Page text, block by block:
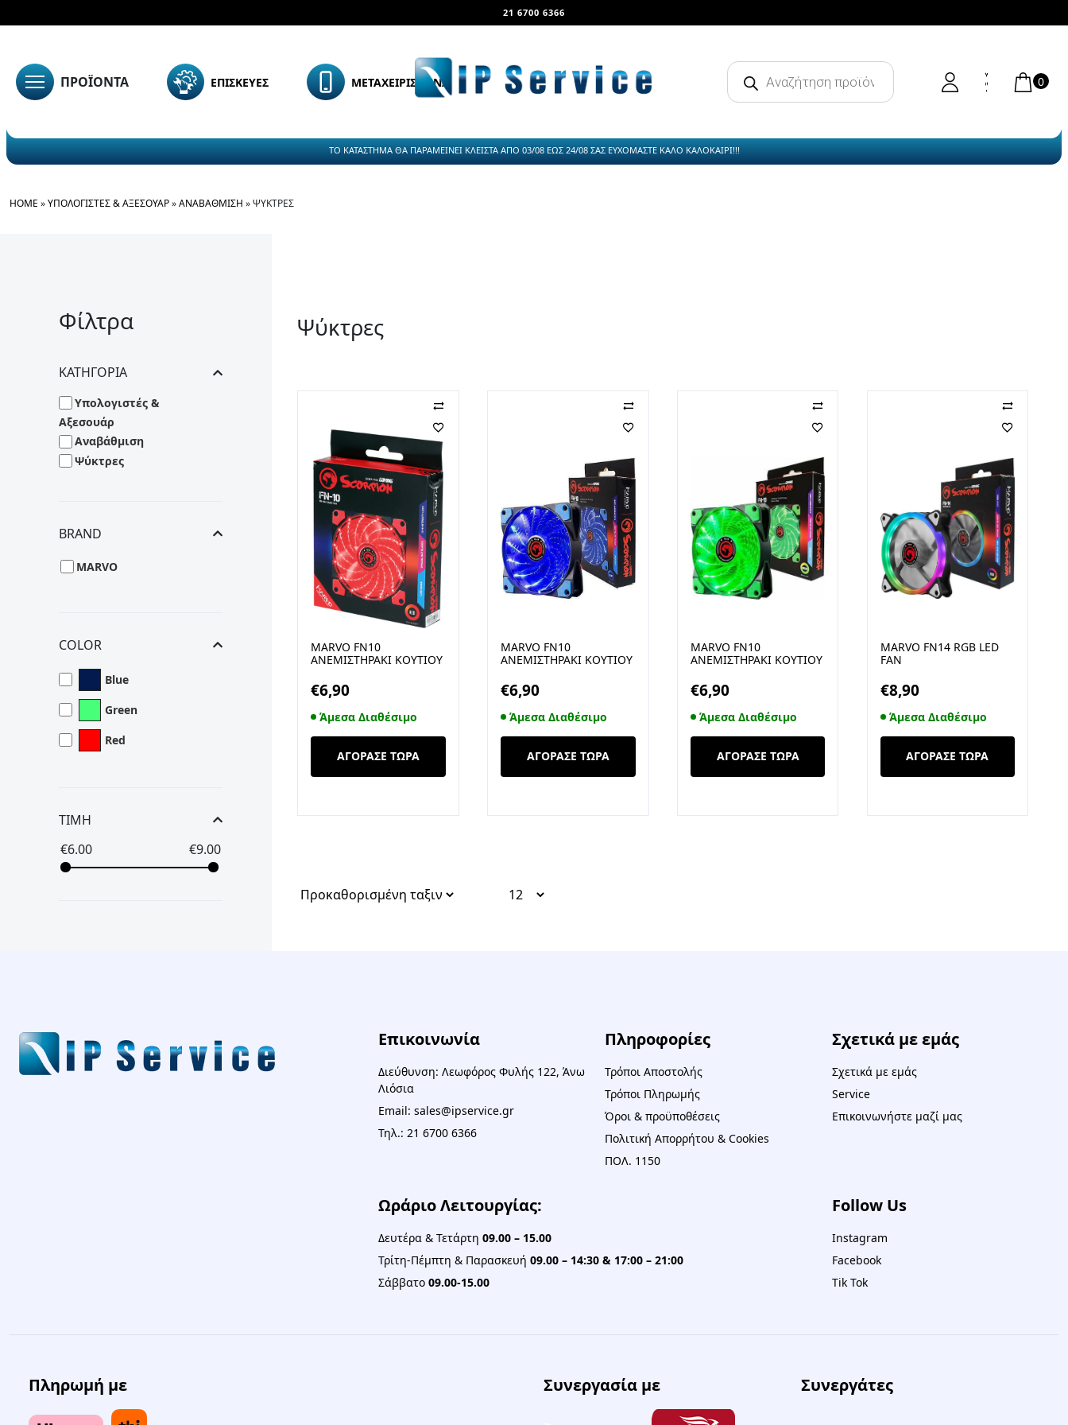
21 6700 6366
ΠΡΟΪΟΝΤΑ ΕΠΙΣΚΕΥΕΣ ΜΕΤΑΧΕΙΡΙΣΜΕΝΑ
Products
search 0
ΤΟ ΚΑΤΑΣΤΗΜΑ ΘΑ ΠΑΡΑΜΕΙΝΕΙ ΚΛΕΙΣΤΑ ΑΠΟ 03/08 ΕΩΣ 24/08 ΣΑΣ ΕΥΧΟΜΑΣΤΕ ΚΑΛΟ ΚΑΛΟΚΑΙΡΙ!!!
HOME »ΥΠΟΛΟΓΙΣΤΈΣ & ΑΞΕΣΟΥΆΡ»ΑΝΑΒΆΘΜΙΣΗ »ΨΎΚΤΡΕΣ
Φίλτρα
ΚΑΤΗΓΟΡΙΑ
Υπολογιστές &
Αξεσουάρ
Αναβάθμιση
Ψύκτρες
BRAND
MARVO
COLOR
Blue
Green
Red
ΤΙΜΗ
€6.00 €9.00
Ψύκτρες
MARVO FN10
ΑΝΕΜΙΣΤΗΡΑΚΙ ΚΟΥΤΙΟΥ
€6,90
Άμεσα Διαθέσιμο
ΑΓΟΡΑΣΕ ΤΩΡΑ
MARVO FN10
ΑΝΕΜΙΣΤΗΡΑΚΙ ΚΟΥΤΙΟΥ
€6,90
Άμεσα Διαθέσιμο
ΑΓΟΡΑΣΕ ΤΩΡΑ
MARVO FN10
ΑΝΕΜΙΣΤΗΡΑΚΙ ΚΟΥΤΙΟΥ
€6,90
Άμεσα Διαθέσιμο
ΑΓΟΡΑΣΕ ΤΩΡΑ
MARVO FN14 RGB LED
FAN
€8,90
Άμεσα Διαθέσιμο
ΑΓΟΡΑΣΕ ΤΩΡΑ
Επικοινωνία
Διεύθυνση: Λεωφόρος Φυλής 122, Άνω
Λιόσια
Email: sales@ipservice.gr
Τηλ.: 21 6700 6366
Πληροφορίες
Τρόποι Αποστολής
Τρόποι Πληρωμής
Όροι & προϋποθέσεις
Πολιτική Απορρήτου & Cookies
ΠΟΛ. 1150
Σχετικά με εμάς
Σχετικά με εμάς
Service
Επικοινωνήστε μαζί μας
Ωράριο Λειτουργίας:
Δευτέρα & Τετάρτη 09.00 – 15.00
Τρίτη-Πέμπτη & Παρασκευή 09.00 – 14:30 & 17:00 – 21:00
Σάββατο 09.00-15.00
Follow Us
Instagram
Facebook
Tik Tok
Πληρωμή με Συνεργασία με Συνεργάτες